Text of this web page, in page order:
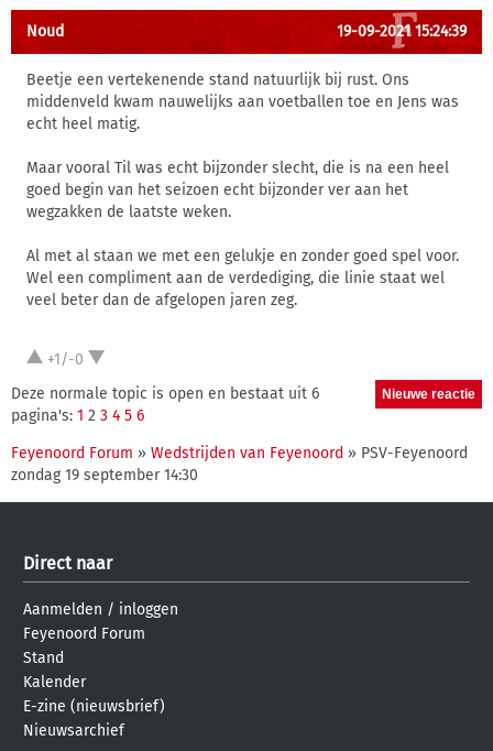
Noud 19-09-2021 15:24:39
Beetje een vertekenende stand natuurlijk bij rust. Ons
middenveld kwam nauwelijks aan voetballen toe en Jens was
echt heel matig.
Maar vooral Til was echt bijzonder slecht, die is na een heel
goed begin van het seizoen echt bijzonder ver aan het
wegzakken de laatste weken.
Al met al staan we met een gelukje en zonder goed spel voor.
Wel een compliment aan de verdediging, die linie staat wel
veel beter dan de afgelopen jaren zeg.
+1/-0
Deze normale topic is open en bestaat uit 6
pagina's: 1 2 3 4 5 6
Feyenoord Forum » Wedstrijden van Feyenoord » PSV-Feyenoord
zondag 19 september 14:30
Direct naar
Aanmelden / inloggen
Feyenoord Forum
Stand
Kalender
E-zine (nieuwsbrief)
Nieuwsarchief